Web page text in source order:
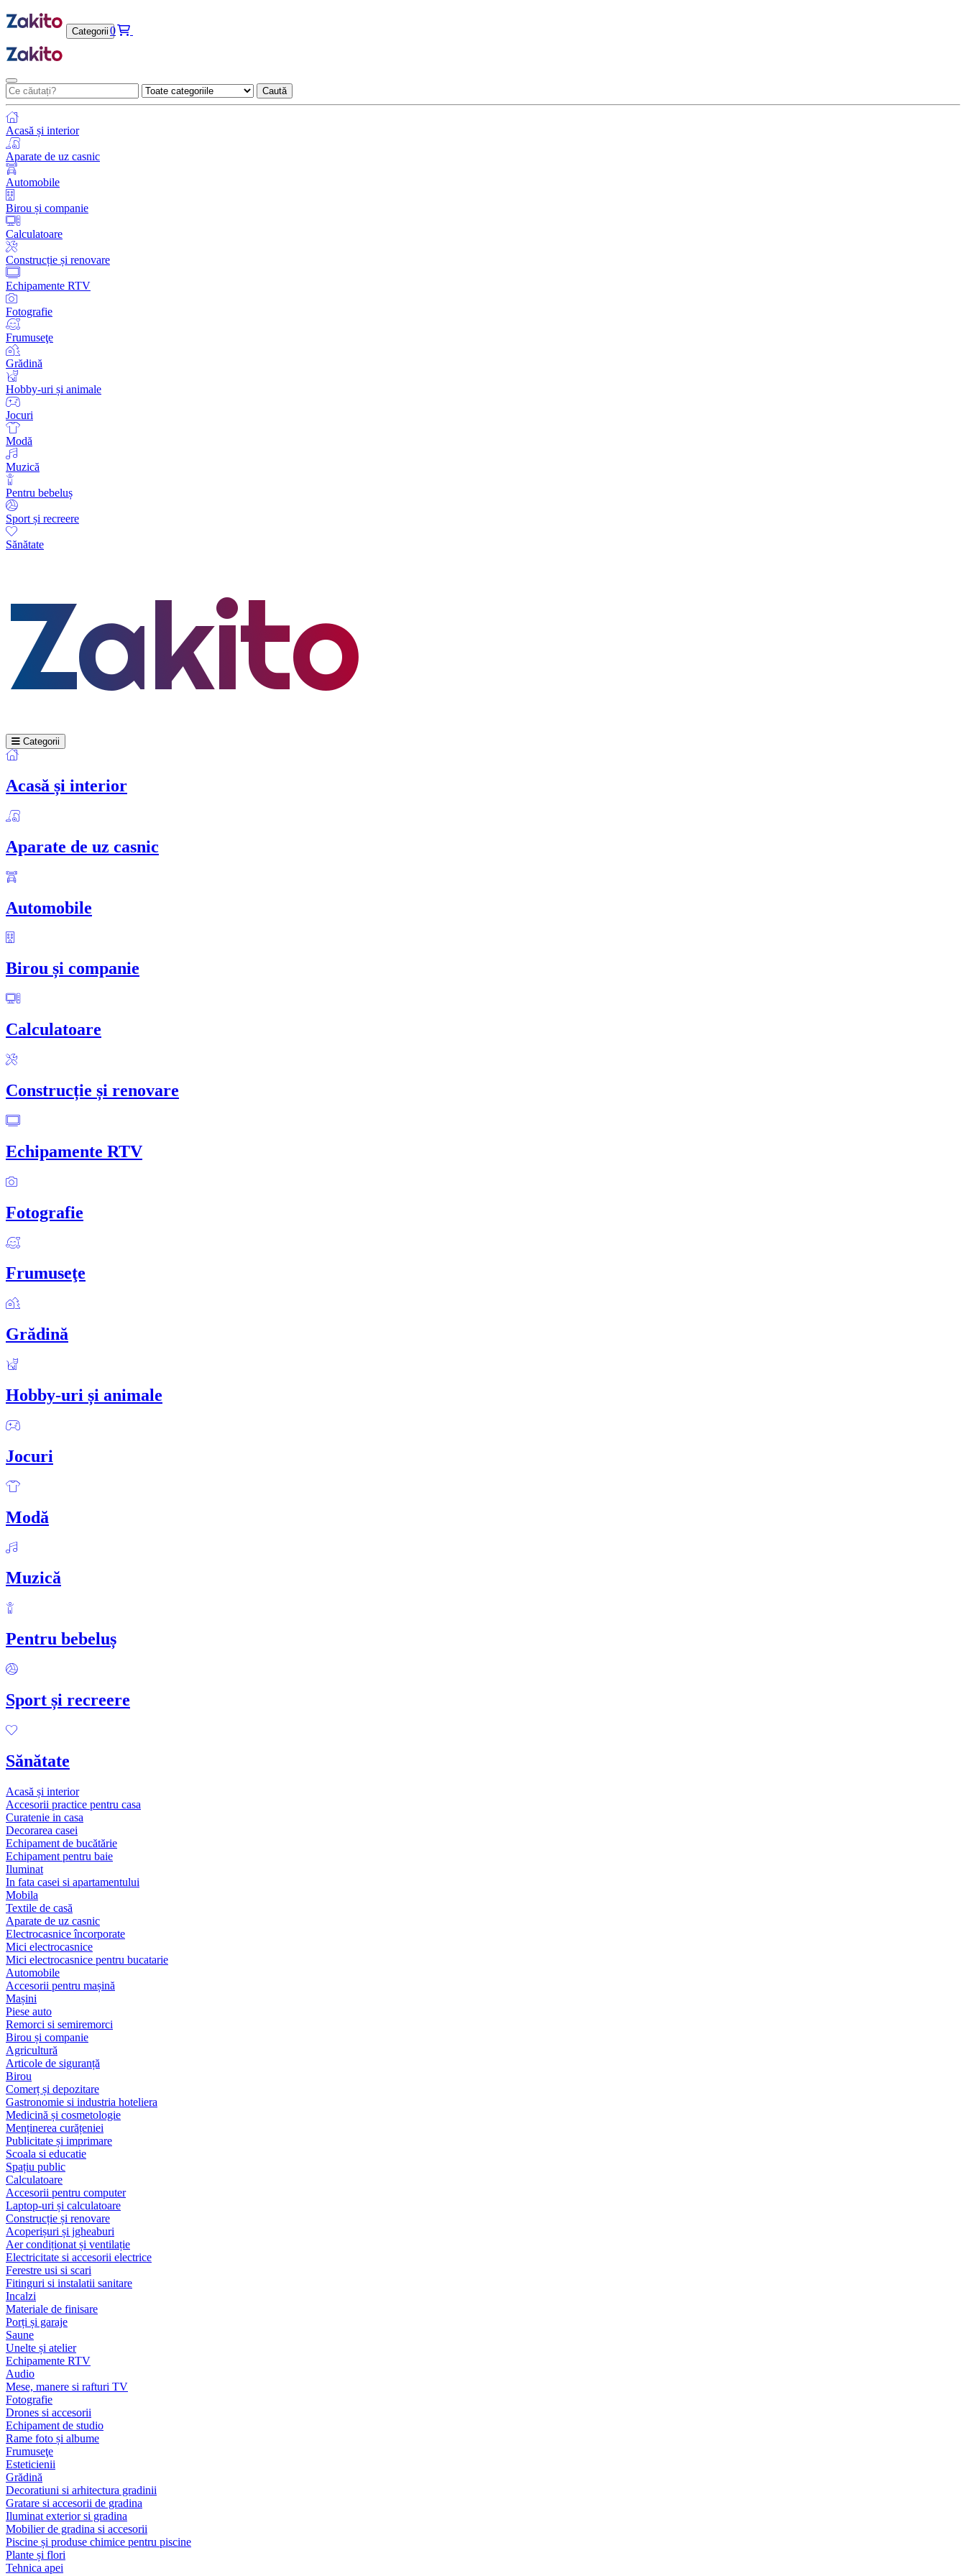
Categorii 0
Caută
Acasă și interior
Aparate de uz casnic
Automobile
Birou și companie
Calculatoare
Construcție și renovare
Echipamente RTV
Fotografie
Frumuseţe
Grădină
Hobby-uri și animale
Jocuri
Modă
Muzică
Pentru bebeluș
Sport și recreere
Sănătate
Categorii
Acasă și interior
Aparate de uz casnic
Automobile
Birou și companie
Calculatoare
Construcție și renovare
Echipamente RTV
Fotografie
Frumuseţe
Grădină
Hobby-uri și animale
Jocuri
Modă
Muzică
Pentru bebeluș
Sport și recreere
Sănătate
Acasă și interior
Accesorii practice pentru casa
Curatenie in casa
Decorarea casei
Echipament de bucătărie
Echipament pentru baie
Iluminat
In fata casei si apartamentului
Mobila
Textile de casă
Aparate de uz casnic
Electrocasnice încorporate
Mici electrocasnice
Mici electrocasnice pentru bucatarie
Automobile
Accesorii pentru mașină
Mașini
Piese auto
Remorci si semiremorci
Birou și companie
Agricultură
Articole de siguranță
Birou
Comerț și depozitare
Gastronomie si industria hoteliera
Medicină și cosmetologie
Menținerea curățeniei
Publicitate și imprimare
Scoala si educatie
Spațiu public
Calculatoare
Accesorii pentru computer
Laptop-uri și calculatoare
Construcție și renovare
Acoperișuri și jgheaburi
Aer condiționat și ventilație
Electricitate si accesorii electrice
Ferestre usi si scari
Fitinguri si instalatii sanitare
Incalzi
Materiale de finisare
Porți și garaje
Saune
Unelte și atelier
Echipamente RTV
Audio
Mese, manere si rafturi TV
Fotografie
Drones si accesorii
Echipament de studio
Rame foto și albume
Frumuseţe
Esteticienii
Grădină
Decoratiuni si arhitectura gradinii
Gratare si accesorii de gradina
Iluminat exterior si gradina
Mobilier de gradina si accesorii
Piscine și produse chimice pentru piscine
Plante și flori
Tehnica apei